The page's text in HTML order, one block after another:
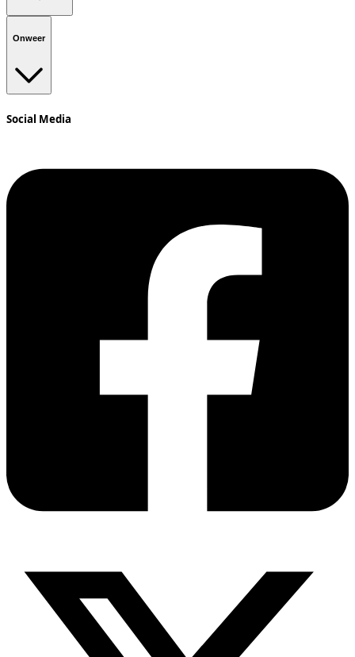
Onweer
Social Media